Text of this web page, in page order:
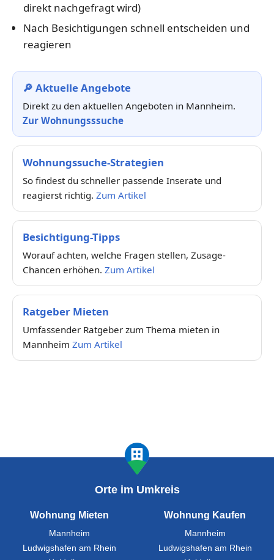
direkt nachgefragt wird)
Nach Besichtigungen schnell entscheiden und
reagieren
🔎 Aktuelle Angebote
Direkt zu den aktuellen Angeboten in Mannheim.
Zur Wohnungsssuche
Wohnungssuche-Strategien
So findest du schneller passende Inserate und
reagierst richtig. Zum Artikel
Besichtigung-Tipps
Worauf achten, welche Fragen stellen, Zusage-
Chancen erhöhen. Zum Artikel
Ratgeber Mieten
Umfassender Ratgeber zum Thema mieten in
Mannheim Zum Artikel
Orte im Umkreis
Wohnung Mieten
Mannheim
Ludwigshafen am Rhein
Wohnung Kaufen
Mannheim
Ludwigshafen am Rhein